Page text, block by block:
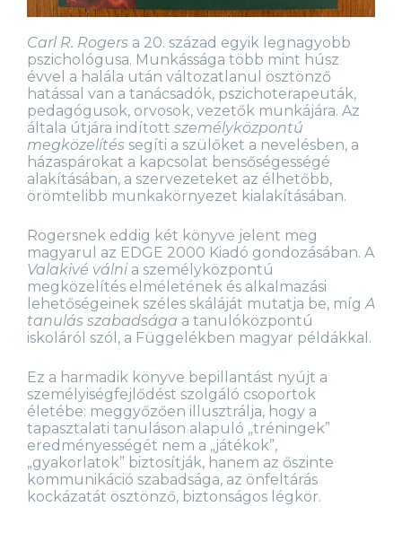
Carl R. Rogers a 20. század egyik legnagyobb
pszichológusa. Munkássága több mint húsz
évvel a halála után változatlanul ösztönző
hatással van a tanácsadók, pszichoterapeuták,
pedagógusok, orvosok, vezetők munkájára. Az
általa útjára indított személyközpontú
megközelítés segíti a szülőket a nevelésben, a
házaspárokat a kapcsolat bensőségességé
alakításában, a szervezeteket az élhetőbb,
örömtelibb munkakörnyezet kialakításában.
Rogersnek eddig két könyve jelent meg
magyarul az EDGE 2000 Kiadó gondozásában. A
Valakivé válni a személyközpontú
megközelítés elméletének és alkalmazási
lehetőségeinek széles skáláját mutatja be, mígA
tanulás szabadsága a tanulóközpontú
iskoláról szól, a Függelékben magyar példákkal.
Ez a harmadik könyve bepillantást nyújt a
személyiségfejlődést szolgáló csoportok
életébe: meggyőzően illusztrálja, hogy a
tapasztalati tanuláson alapuló „tréningek”
eredményességét nem a „játékok”,
„gyakorlatok” biztosítják, hanem az őszinte
kommunikáció szabadsága, az önfeltárás
kockázatát ösztönző, biztonságos légkör.